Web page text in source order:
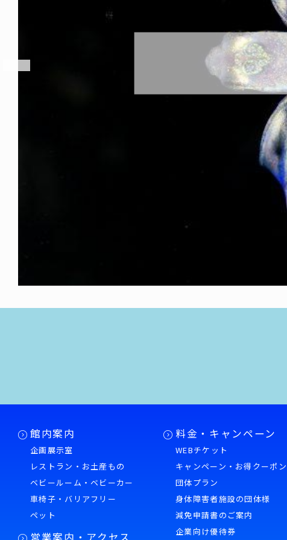
館内案内
企画展示室
レストラン・お土産もの
ベビールーム・ベビーカー
車椅子・バリアフリー
ペット
営業案内・アクセス
料金・キャンペーン
WEBチケット
キャンペーン・お得クーポン
団体プラン
身体障害者施設の団体様
減免申請書のご案内
企業向け優待券